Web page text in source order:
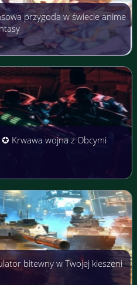
przygoda w świecie anime
Krwawa wojna z Obcymi
bitewny w Twojej kieszeni